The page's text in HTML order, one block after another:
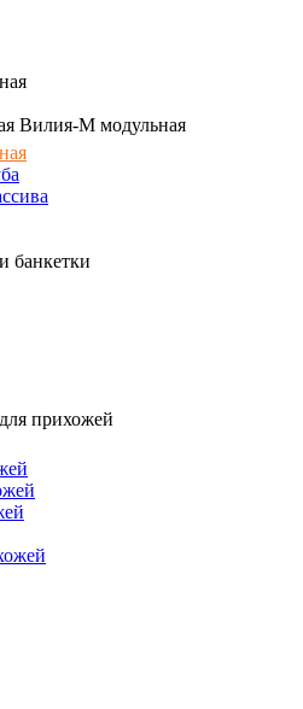
Вилия-М модульная
банкетки
прихожей